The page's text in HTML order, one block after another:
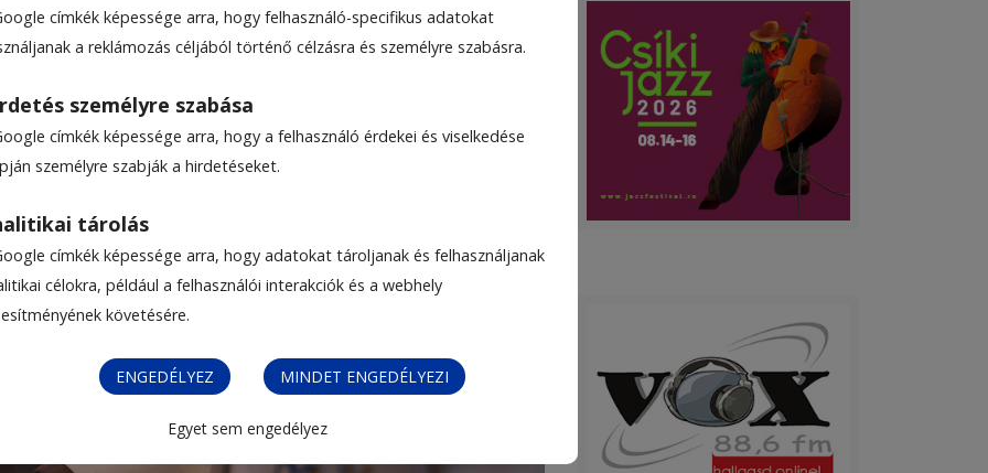
címkék képessége arra, hogy felhasználó-specifikus adatokat
a reklámozás céljából történő célzásra és személyre szabásra.
személyre szabása
címkék képessége arra, hogy a felhasználó érdekei és viselkedése
személyre szabják a hirdetéseket.
tárolás
címkék képessége arra, hogy adatokat tároljanak és felhasználjanak
célokra, például a felhasználói interakciók és a webhely
követésére.
ENGEDÉLYEZ MINDET ENGEDÉLYEZI
Egyet sem engedélyez
lenni annak, amikor az ember lépést tesz mások
de van valaki, aki betegebb nálam. Lehet, hogy
valaki, aki még jobban rászorul a segítségre, mint
ránk rakódik, és szemétdombbá teszi a
hargitafürdői pálos szerzetes kedden a
tartott zarándoklaton a csíksomlyói